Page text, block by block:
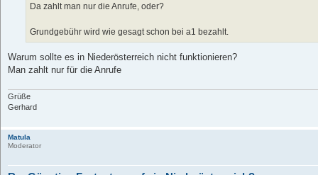
Da zahlt man nur die Anrufe, oder?
Grundgebühr wird wie gesagt schon bei a1 bezahlt.
Warum sollte es in Niederösterreich nicht funktionieren?
Man zahlt nur für die Anrufe
Grüße
Gerhard
Matula
Moderator